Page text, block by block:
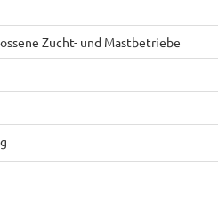
Zucht- und Mastbetriebe